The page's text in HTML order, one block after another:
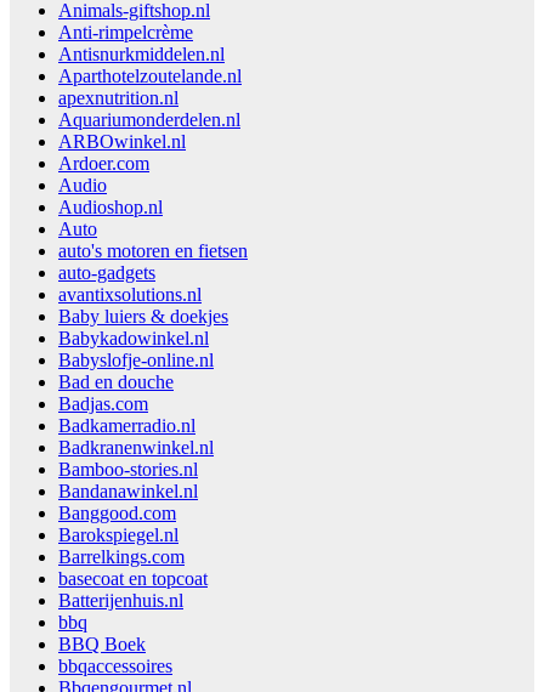
Animals-giftshop.nl
Anti-rimpelcrème
Antisnurkmiddelen.nl
Aparthotelzoutelande.nl
apexnutrition.nl
Aquariumonderdelen.nl
ARBOwinkel.nl
Ardoer.com
Audio
Audioshop.nl
Auto
auto's motoren en fietsen
auto-gadgets
avantixsolutions.nl
Baby luiers & doekjes
Babykadowinkel.nl
Babyslofje-online.nl
Bad en douche
Badjas.com
Badkamerradio.nl
Badkranenwinkel.nl
Bamboo-stories.nl
Bandanawinkel.nl
Banggood.com
Barokspiegel.nl
Barrelkings.com
basecoat en topcoat
Batterijenhuis.nl
bbq
BBQ Boek
bbqaccessoires
Bbqengourmet.nl